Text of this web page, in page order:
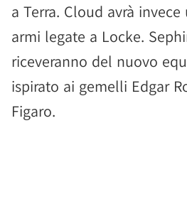
a Terra. Cloud avrà
armi legate a Locke.
riceveranno del nuovo
ispirato ai gemelli Edgar
Figaro.